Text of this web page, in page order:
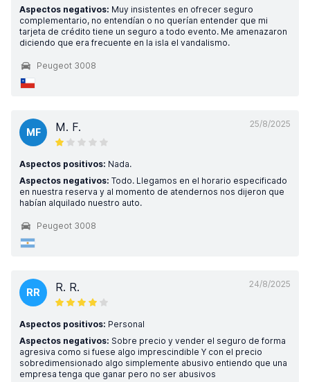
Aspectos negativos: Muy insistentes en ofrecer seguro
complementario, no entendían o no querían entender que mi
tarjeta de crédito tiene un seguro a todo evento. Me amenazaron
diciendo que era frecuente en la isla el vandalismo.
Peugeot 3008
25/8/2025
MF M. F.
Aspectos positivos: Nada.
Aspectos negativos: Todo. Llegamos en el horario especificado
en nuestra reserva y al momento de atendernos nos dijeron que
habían alquilado nuestro auto.
Peugeot 3008
24/8/2025
RR R. R.
Aspectos positivos: Personal
Aspectos negativos: Sobre precio y vender el seguro de forma
agresiva como si fuese algo imprescindible Y con el precio
sobredimensionado algo simplemente abusivo entiendo que una
empresa tenga que ganar pero no ser abusivos